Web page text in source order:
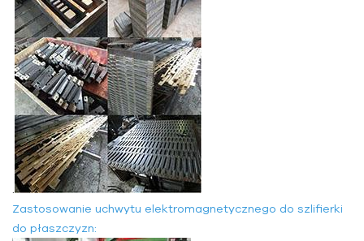
.
Zastosowanie uchwytu elektromagnetycznego do szlifierki
do płaszczyzn: